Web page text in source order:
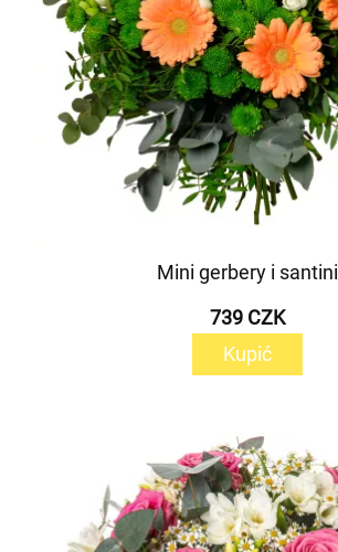
Mini gerbery i santini
739 CZK
Kupić